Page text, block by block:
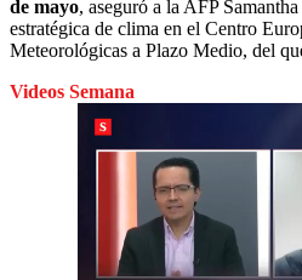
de mayo, aseguró a la AFP
estratégica de clima en el Centro
Meteorológicas a Plazo Medio, del
Videos Semana